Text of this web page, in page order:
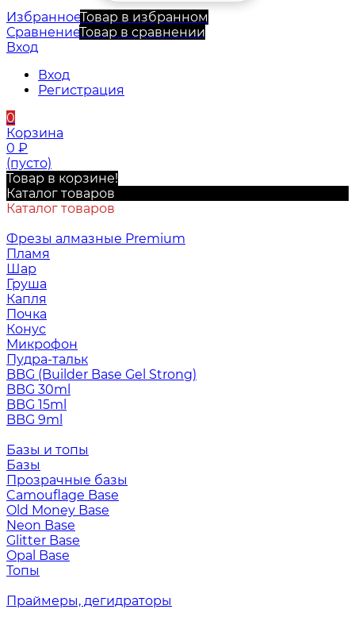
ИзбранноеТовар в избранном
СравнениеТовар в сравнении
Вход
Вход
Регистрация
0
Корзина
0 ₽
(пусто)
Товар в корзине!
Каталог товаров
Каталог товаров
Фрезы алмазные Premium
Пламя
Шар
Груша
Капля
Почка
Конус
Микрофон
Пудра-тальк
BBG (Builder Base Gel Strong)
BBG 30ml
BBG 15ml
BBG 9ml
Базы и топы
Базы
Прозрачные базы
Camouflage Base
Old Money Base
Neon Base
Glitter Base
Opal Base
Топы
Праймеры, дегидраторы